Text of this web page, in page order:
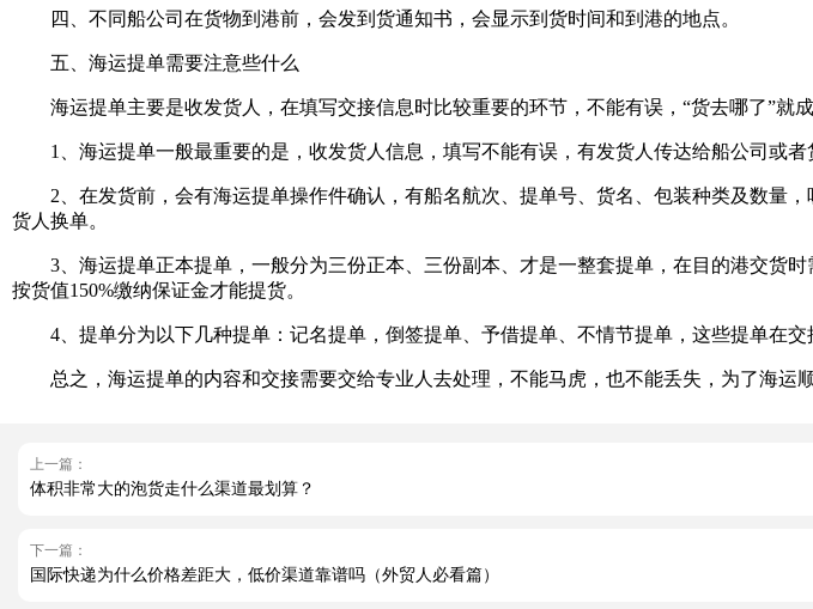
四、不同船公司在货物到港前，会发到货通知书，会显示到货时间和到港的地点。
五、海运提单需要注意些什么
海运提单主要是收发货人，在填写交接信息时比较重要的环节，不能有误，“货去哪了”就成
1、海运提单一般最重要的是，收发货人信息，填写不能有误，有发货人传达给船公司或者
2、在发货前，会有海运提单操作件确认，有船名航次、提单号、货名、包装种类及数量
货人换单。
3、海运提单正本提单，一般分为三份正本、三份副本、才是一整套提单，在目的港交货
按货值150%缴纳保证金才能提货。
4、提单分为以下几种提单：记名提单，倒签提单、予借提单、不情节提单，这些提单在交
总之，海运提单的内容和交接需要交给专业人去处理，不能马虎，也不能丢失，为了海运
上一篇：
体积非常大的泡货走什么渠道最划算？
下一篇：
国际快递为什么价格差距大，低价渠道靠谱吗（外贸人必看篇）